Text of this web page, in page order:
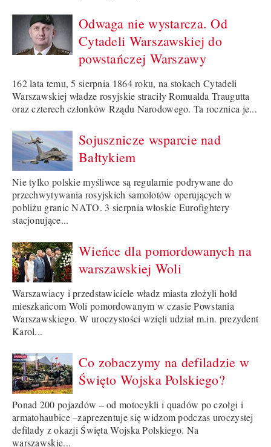
Odwaga nie wystarcza. Od
Cytadeli Warszawskiej do
powstańczej Warszawy
162 lata temu, 5 sierpnia 1864 roku, na stokach Cytadeli
Warszawskiej władze rosyjskie straciły Romualda Traugutta
oraz czterech członków Rządu Narodowego. Ta rocznica je...
Sojusznicze wsparcie nad
Bałtykiem
Nie tylko polskie myśliwce są regularnie podrywane do
przechwytywania rosyjskich samolotów operujących w
pobliżu granic NATO. 3 sierpnia włoskie Eurofightery
stacjonujące...
Wieńce dla pomordowanych na
warszawskiej Woli
Warszawiacy i przedstawiciele władz miasta złożyli hołd
mieszkańcom Woli pomordowanym w czasie Powstania
Warszawskiego. W uroczystości wzięli udział m.in. prezydent
Karol...
Co zobaczymy na defiladzie w
Święto Wojska Polskiego?
Ponad 200 pojazdów – od motocykli i quadów po czołgi i
armatohaubice –zaprezentuje się widzom podczas uroczystej
defilady z okazji Święta Wojska Polskiego. Na
warszawskie...